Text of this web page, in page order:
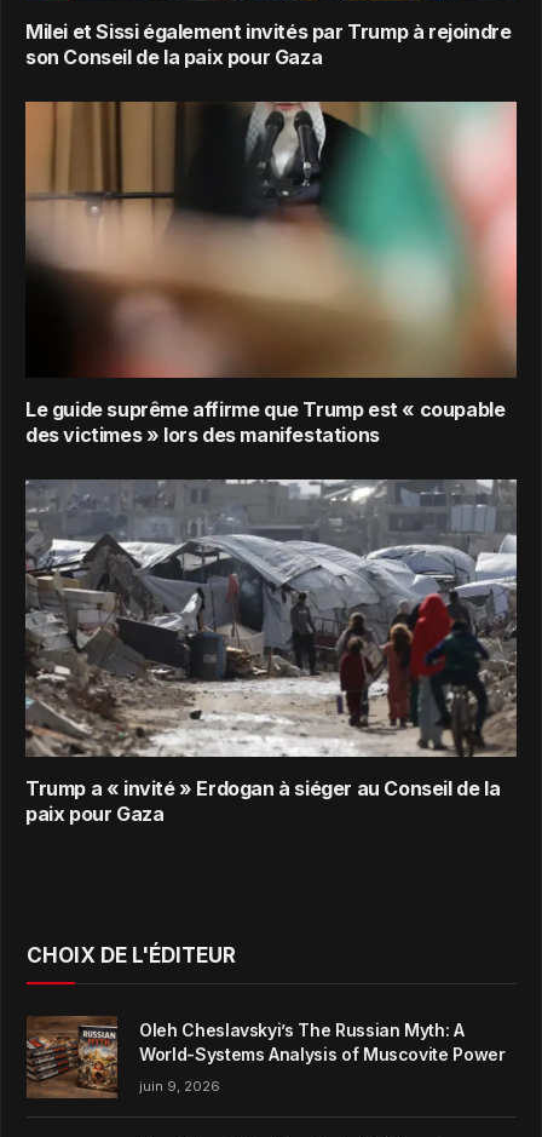
Milei et Sissi également invités par Trump à rejoindre
son Conseil de la paix pour Gaza
Le guide suprême affirme que Trump est « coupable
des victimes » lors des manifestations
Trump a « invité » Erdogan à siéger au Conseil de la
paix pour Gaza
CHOIX DE L'ÉDITEUR
Oleh Cheslavskyi’s The Russian Myth: A
World-Systems Analysis of Muscovite Power
juin 9, 2026